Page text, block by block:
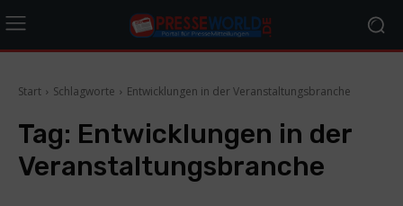
Start Schlagworte Entwicklungen in der Veranstaltungsbranche
Tag: Entwicklungen in der
Veranstaltungsbranche